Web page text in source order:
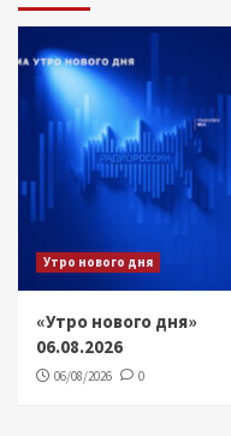
Утро нового дня
«Утро нового дня»
06.08.2026
06/08/2026 0